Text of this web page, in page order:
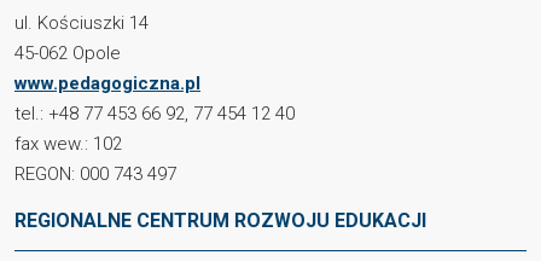
ul. Kościuszki 14
45-062 Opole
www.pedagogiczna.pl
tel.: +48 77 453 66 92, 77 454 12 40
fax wew.: 102
REGON: 000 743 497
REGIONALNE CENTRUM ROZWOJU EDUKACJI